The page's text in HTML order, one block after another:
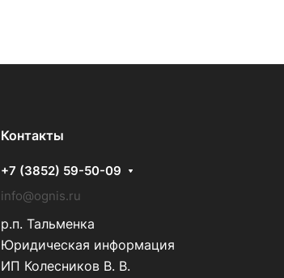
Контакты
+7 (3852) 59-50-09
info@ognis.ru
р.п. Тальменка
Юридическая информация
ИП Колесников В. В.